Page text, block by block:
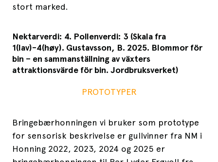
stort marked.
Nektarverdi: 4. Pollenverdi: 3 (Skala fra
1(lav)-4(høy). Gustavsson, B. 2025. Blommor för
bin – en sammanställning av växters
attraktionsvärde för bin. Jordbruksverket)
PROTOTYPER
Bringebærhonningen vi bruker som prototype
for sensorisk beskrivelse er gullvinner fra NM i
Honning 2022, 2023, 2024 og 2025 er